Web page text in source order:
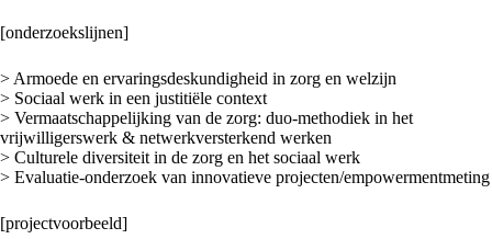
[onderzoekslijnen]
> Armoede en ervaringsdeskundigheid in zorg en welzijn
> Sociaal werk in een justitiële context
> Vermaatschappelijking van de zorg: duo-methodiek in het
vrijwilligerswerk & netwerkversterkend werken
> Culturele diversiteit in de zorg en het sociaal werk
> Evaluatie-onderzoek van innovatieve projecten/empowermentmeting
[projectvoorbeeld]